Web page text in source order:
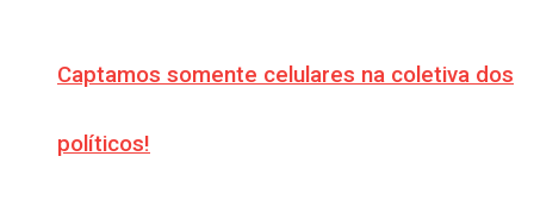
Captamos somente celulares na coletiva dos
políticos!